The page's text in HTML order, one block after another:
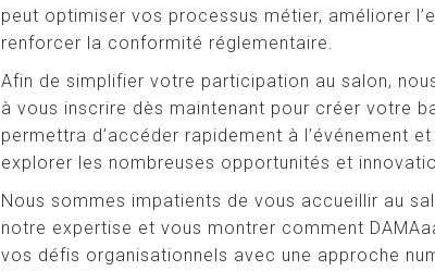
peut optimiser vos processus métier, améliorer
renforcer la conformité réglementaire.
Afin de simplifier votre participation au salon,
à vous inscrire dès maintenant pour créer votre
permettra d’accéder rapidement à l’événement
explorer les nombreuses opportunités et
Nous sommes impatients de vous accueillir au
notre expertise et vous montrer comment
vos défis organisationnels avec une approche